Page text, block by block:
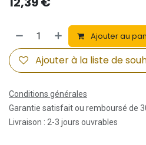
Ajouter au
Ajouter à la liste de
Conditions générales
Garantie satisfait ou remboursé de
Livraison : 2-3 jours ouvrables